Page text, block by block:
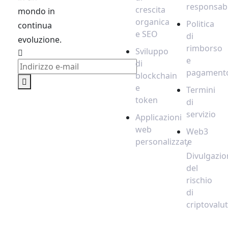
mondo in
continua
evoluzione.
crescita
organica
e SEO
Sviluppo
di
blockchain
e
token
Applicazioni
web
personalizzate
Politica
di
rimborso
e
Termini
di
servizio
Web3
/
del
rischio
di